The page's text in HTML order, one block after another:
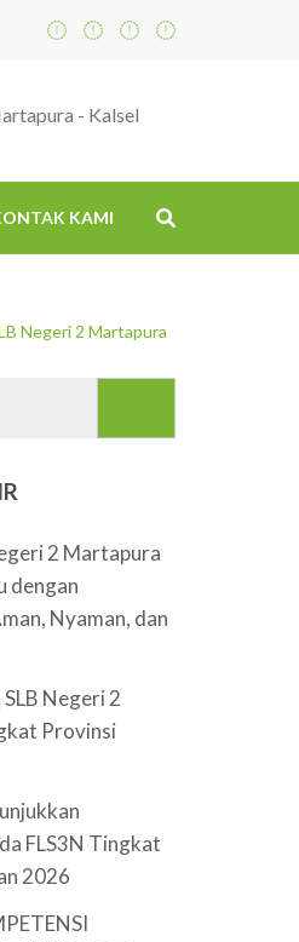
- Kalsel
KAMI
Negeri 2 Martapura
2 Martapura
dengan
Nyaman, dan
Negeri 2
Provinsi
FLS3N Tingkat
2026